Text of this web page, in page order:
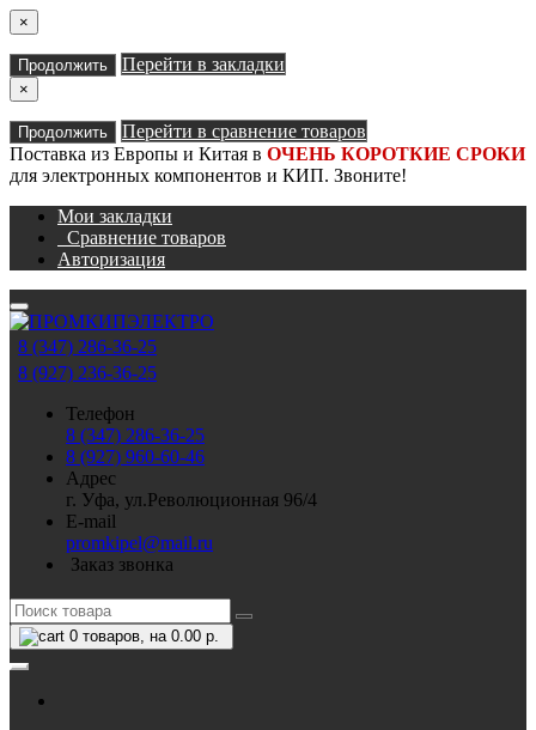
×
Продолжить Перейти в закладки
×
Продолжить
Перейти в сравнение товаров
Поставка из Европы и Китая в ОЧЕНЬ КОРОТКИЕ СРОКИ
для электронных компонентов и КИП. Звоните!
Мои закладки
Сравнение товаров
Авторизация
8 (347) 286-36-25
8 (927) 236-36-25
Телефон
8 (347) 286-36-25
8 (927) 960-60-46
Адрес
г. Уфа, ул.Революционная 96/4
E-mail
promkipel@mail.ru
Заказ звонка
0 товаров, на 0.00 р.